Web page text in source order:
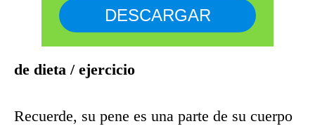
de dieta / ejercicio
Recuerde, su pene es una parte de su cuerpo